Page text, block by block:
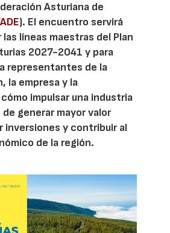
Asturiana de
). El encuentro servirá
líneas maestras del Plan
2027-2041 y para
representantes de la
la empresa y la
impulsar una industria
generar mayor valor
inversiones y contribuir al
de la región.